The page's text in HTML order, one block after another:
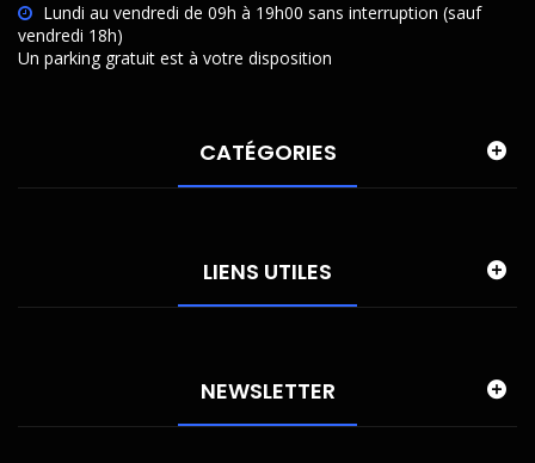
Lundi au vendredi de 09h à 19h00 sans interruption (sauf
vendredi 18h)
Un parking gratuit est à votre disposition
CATÉGORIES
LIENS UTILES
NEWSLETTER